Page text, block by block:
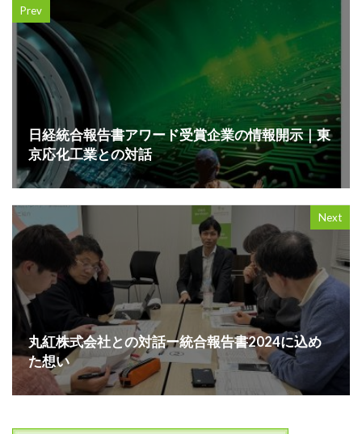
Prev
日経統合報告書アワード受賞企業の情報開示｜東
京応化工業との対話
Next
丸紅株式会社との対話ー統合報告書2024に込め
た想い